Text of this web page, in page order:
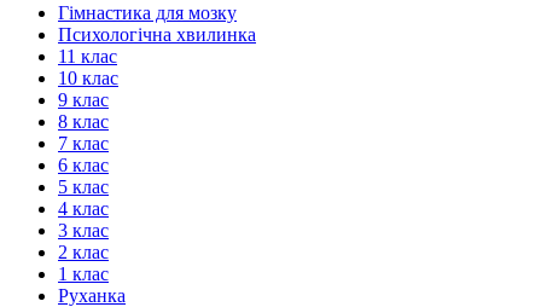
Гімнастика для мозку
Психологічна хвилинка
11 клас
10 клас
9 клас
8 клас
7 клас
6 клас
5 клас
4 клас
3 клас
2 клас
1 клас
Руханка